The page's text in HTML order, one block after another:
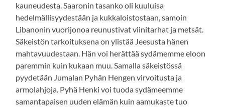
kauneudesta. Saaronin tasanko oli kuuluisa
hedelmällisyydestään ja kukkaloistostaan, samoin
Libanonin vuorijonoa reunustivat viinitarhat ja metsät.
Säkeistön tarkoituksena on ylistää Jeesusta hänen
mahtavuudestaan. Hän voi herättää sydämemme eloon
paremmin kuin kukaan muu. Samalla säkeistössä
pyydetään Jumalan Pyhän Hengen virvoitusta ja
armolahjoja. Pyhä Henki voi tuoda sydämeemme
samantapaisen uuden elämän kuin aamukaste tuo